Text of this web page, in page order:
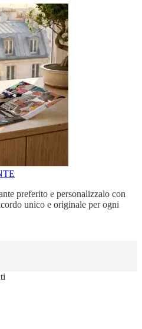
preferito e personalizzalo con
unico e originale per ogni